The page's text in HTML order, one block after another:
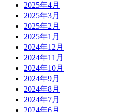
2025年4月
2025年3月
2025年2月
2025年1月
2024年12月
2024年11月
2024年10月
2024年9月
2024年8月
2024年7月
2024年6月